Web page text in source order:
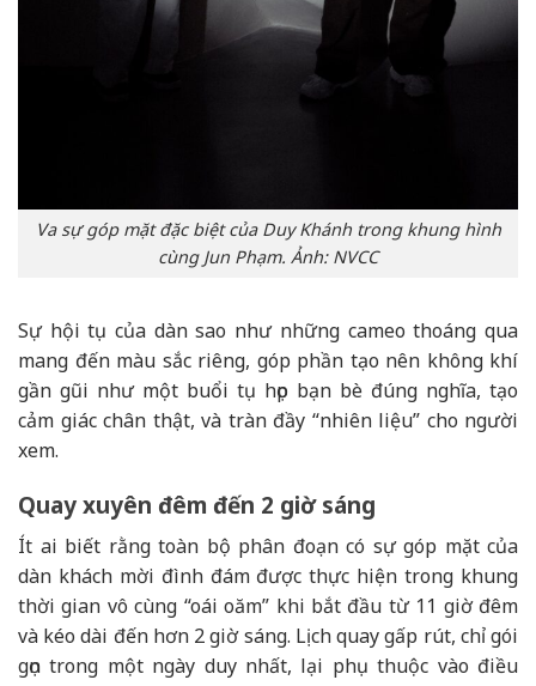
Va sự góp mặt đặc biệt của Duy Khánh trong khung hình
cùng Jun Phạm. Ảnh: NVCC
Sự hội tụ của dàn sao như những cameo thoáng qua
mang đến màu sắc riêng, góp phần tạo nên không khí
gần gũi như một buổi tụ họp bạn bè đúng nghĩa, tạo
cảm giác chân thật, và tràn đầy “nhiên liệu” cho người
xem.
Quay xuyên đêm đến 2 giờ sáng
Ít ai biết rằng toàn bộ phân đoạn có sự góp mặt của
dàn khách mời đình đám được thực hiện trong khung
thời gian vô cùng “oái oăm” khi bắt đầu từ 11 giờ đêm
và kéo dài đến hơn 2 giờ sáng. Lịch quay gấp rút, chỉ gói
gọn trong một ngày duy nhất, lại phụ thuộc vào điều